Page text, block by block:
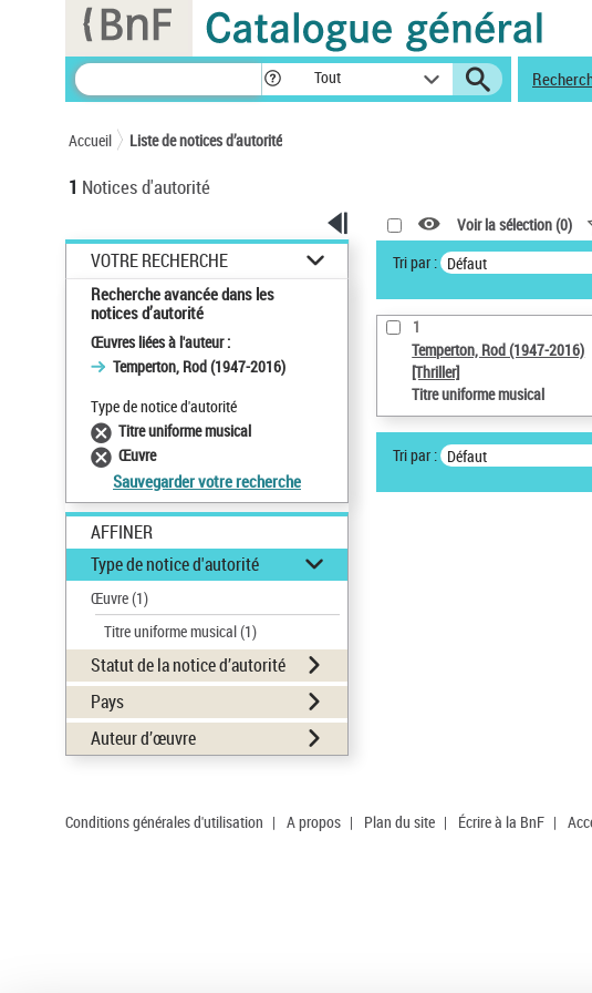
Tout
Accueil Liste de notices d’autorité
1 Notices d'autorité
VOTRE RECHERCHE
Recherche avancée dans les
notices d’autorité
Œuvres liées à l'auteur :
Temperton, Rod (1947-2016)
Type de notice d'autorité
Titre uniforme musical
Œuvre
Sauvegarder votre recherche
AFFINER
Type de notice d'autorité
Œuvre(1)
Titre uniforme musical(1)
Statut de la notice d’autorité
Pays
Auteur d’œuvre
Voir la sélection (0)
Tri par : Défaut
1
Temperton, Rod (1947-2016)
[Thriller]
Titre uniforme musical
Tri par : Défaut
Conditions générales d'utilisation | A propos | Plan du site | Écrire à la BnF |
Panneau de gestion des cookies